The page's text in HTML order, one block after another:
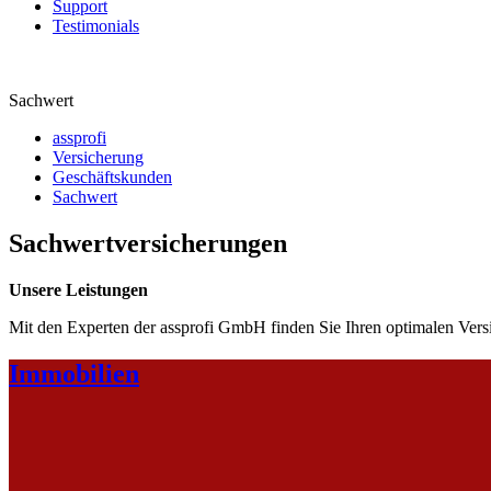
Support
Testimonials
Sachwert
assprofi
Versicherung
Geschäftskunden
Sachwert
Sachwertversicherungen
Unsere Leistungen
Mit den Experten der assprofi GmbH finden Sie Ihren optimalen
Immobilien